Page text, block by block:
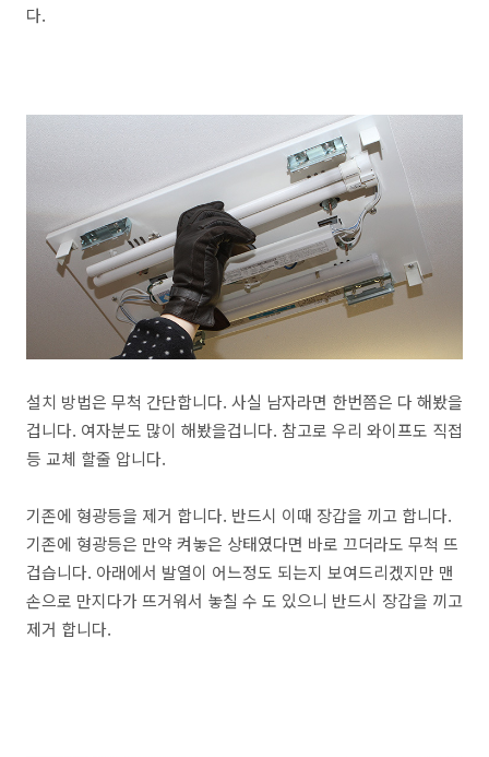
다.
설치 방법은 무척 간단합니다. 사실 남자라면 한번쯤은 다 해봤을
겁니다. 여자분도 많이 해봤을겁니다. 참고로 우리 와이프도 직접
등 교체 할줄 압니다.
기존에 형광등을 제거 합니다. 반드시 이때 장갑을 끼고 합니다.
기존에 형광등은 만약 켜놓은 상태였다면 바로 끄더라도 무척 뜨
겁습니다. 아래에서 발열이 어느정도 되는지 보여드리겠지만 맨
손으로 만지다가 뜨거워서 놓칠 수 도 있으니 반드시 장갑을 끼고
제거 합니다.